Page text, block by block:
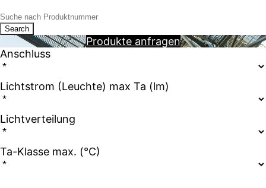
Search
Produkte anfragen
Anschluss
Lichtstrom (Leuchte) max Ta (lm)
Lichtverteilung
Ta-Klasse max. (°C)